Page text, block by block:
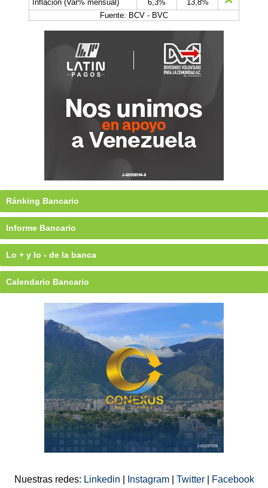
Inflación (Var% mensual)
6,3%
13,8%
Fuente: BCV - BVC
Ránking Bancario
Informe Bancario
Lo + y lo - de la banca
Calendario Bancario
Nuestras redes: Linkedin Instagram Twitter Facebook